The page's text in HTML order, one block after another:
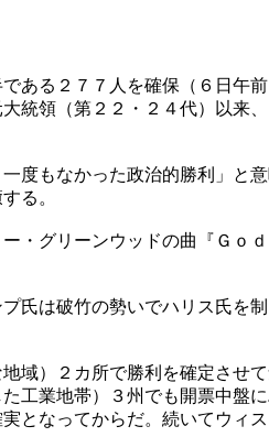
ある２７７人を確保（６日午
統領（第２２・２４代）以来
度もなかった政治的勝利」と
る。
ー・グリーンウッドの曲『
氏は破竹の勢いでハリス氏を
域）２カ所で勝利を確定させ
工業地帯）３州でも開票中盤
となってからだ。続いてウィ